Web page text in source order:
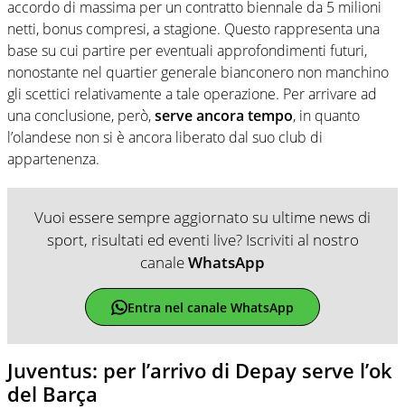
accordo di massima per un contratto biennale da 5 milioni
netti, bonus compresi, a stagione. Questo rappresenta una
base su cui partire per eventuali approfondimenti futuri,
nonostante nel quartier generale bianconero non manchino
gli scettici relativamente a tale operazione. Per arrivare ad
una conclusione, però,serve ancora tempo, in quanto
l’olandese non si è ancora liberato dal suo club di
appartenenza.
Vuoi essere sempre aggiornato su ultime news di
sport, risultati ed eventi live? Iscriviti al nostro
canaleWhatsApp
Entra nel canale WhatsApp
Juventus: per l’arrivo di Depay serve l’ok
del Barça